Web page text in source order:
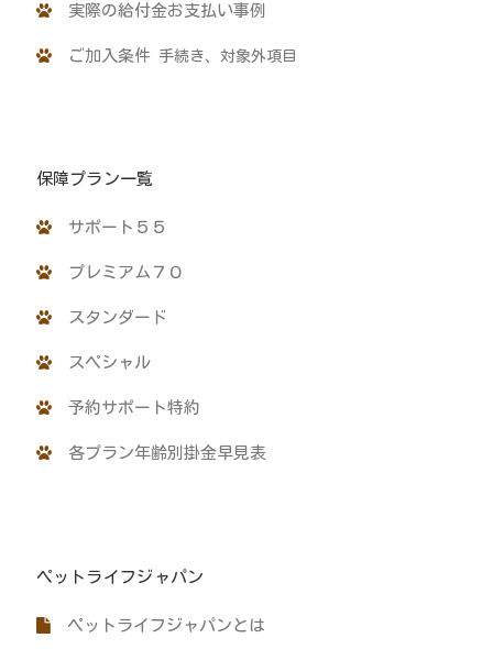
実際の給付金お支払い事例
ご加入条件 手続き、対象外項目
保障プラン一覧
サポート５５
プレミアム７０
スタンダード
スペシャル
予約サポート特約
各プラン年齢別掛金早見表
ペットライフジャパン
ペットライフジャパンとは